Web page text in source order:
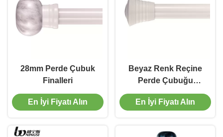
28mm Perde Çubuk
Finalleri
En İyi Fiyatı Alın
Beyaz Renk Reçine
Perde Çubuğu
Finalleri 28mm Perde
Direği Dekoratif
En İyi Fiyatı Alın